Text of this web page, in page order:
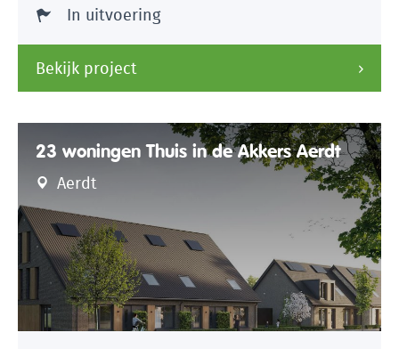
In uitvoering
Bekijk project
23 woningen Thuis in de Akkers Aerdt
Aerdt